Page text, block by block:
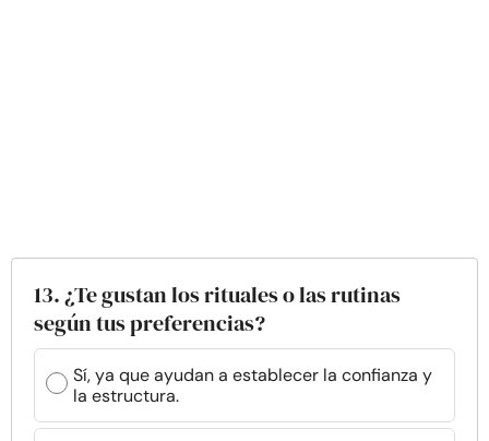
13. ¿Te gustan los rituales o las rutinas
según tus preferencias?
Sí, ya que ayudan a establecer la confianza y
la estructura.